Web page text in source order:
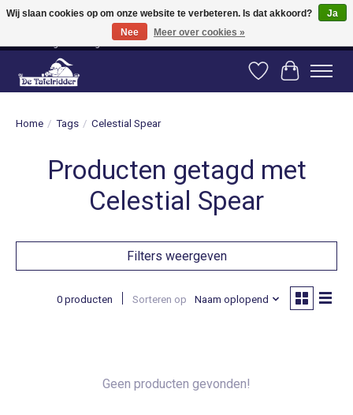
Vanaf 80 euro gratis verzending binnen Nederland! Vanaf 100 euro gratis
verzending naar België en Duitsland!
Verlanglijst
Home / Tags / Celestial Spear
Producten getagd met
Celestial Spear
Filters weergeven
0 producten Sorteren op Naam oplopend
Geen producten gevonden!
Wij slaan cookies op om onze website te verbeteren. Is dat akkoord?
Ja
Nee
Meer over cookies »